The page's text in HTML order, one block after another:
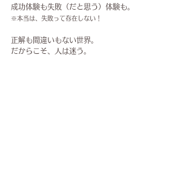
成功体験も失敗（だと思う）体験も。
※本当は、失敗って存在しない！
正解も間違いもない世界。
だからこそ、人は迷う。